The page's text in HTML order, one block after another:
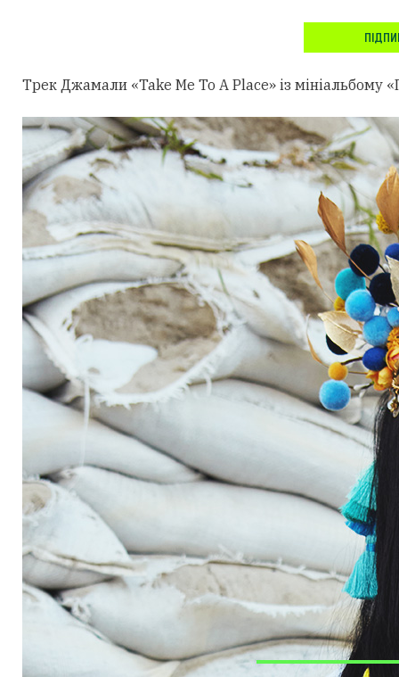
Трек Джамали «Take Me To A Place» із мініальбому